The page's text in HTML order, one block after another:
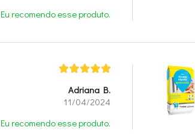
Eu recomendo esse produto.
Adriana B.
11/04/2024
Eu recomendo esse produto.